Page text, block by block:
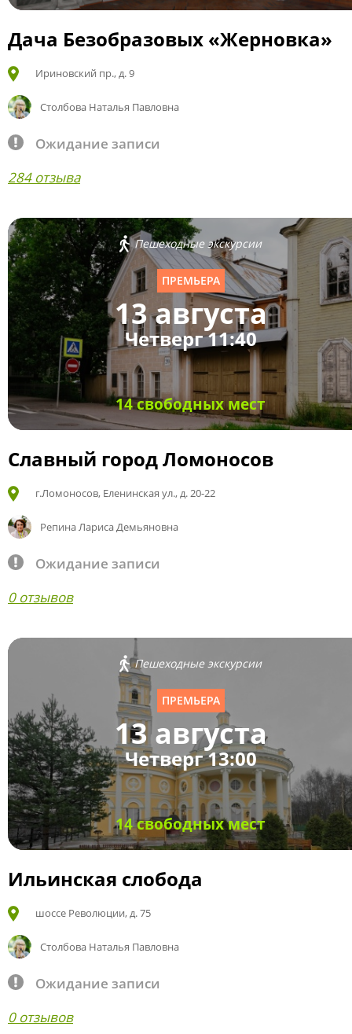
Дача Безобразовых «Жерновка»
Ириновский пр., д. 9
Столбова Наталья Павловна
Ожидание записи
284 отзыва
Пешеходные экскурсии
ПРЕМЬЕРА
13 августа
Четверг 11:40
14 свободных мест
Славный город Ломоносов
г.Ломоносов, Еленинская ул., д. 20-22
Репина Лариса Демьяновна
Ожидание записи
0 отзывов
Пешеходные экскурсии
ПРЕМЬЕРА
13 августа
Четверг 13:00
14 свободных мест
Ильинская слобода
шоссе Революции, д. 75
Столбова Наталья Павловна
Ожидание записи
0 отзывов